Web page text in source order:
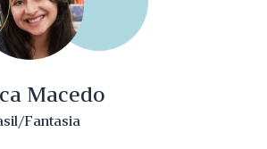
Macedo
Fantasia